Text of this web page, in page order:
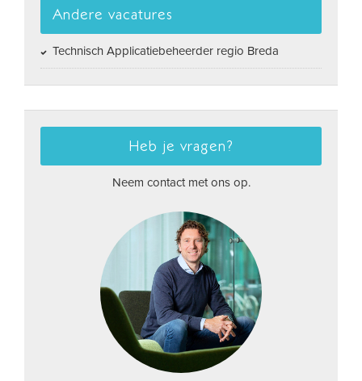
Andere vacatures
Technisch Applicatiebeheerder regio Breda
Heb je vragen?
Neem contact met ons op.